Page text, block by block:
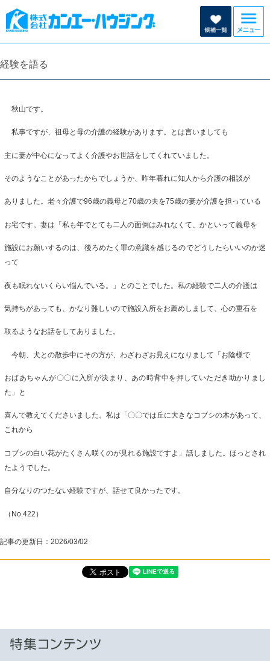
経験を語る
秋山です。
私事ですが、祖母と母の介護の経験があります。とは言いましても
主に妻が中心になってよく介護やお世話をしてくれていました。
そのようなことがあったからでしょうか、昨年暮れに知人から介護の相談が
ありました。老々介護で96歳の義母と70歳の夫を75歳の妻が介護を担っている
お宅です。妻は「私も年でとても二人の面倒はみれなくて、かといって義母を
施設にお願いするのは、後ろめたく罪の意識を感じるのでどうしたらいいのか迷
って
夜も眠れないくらい悩んでいる。」とのことでした。私の経験で二人の介護は
気持ちがあっても、かなり難しいので施設入所をお薦めしまして、心の重石を
取るようなお話をしてありました。
今朝、犬との散歩中にその方が、わざわざお見えになりまして「お陰様で
おばあちゃんが〇〇に入所が決まり、あの時背中を押していただき助かりまし
た」と
喜んで教えてくださいました。私は「〇〇では丘に大きなコブシの木があって、
これから
コブシの白い花がたくさん咲くのが見れる施設ですよ」話しました。ほっとされ
たようでした。
自分なりのつたない経験ですが、話せて良かったです。
（No.422）
記事の更新日： 2026/03/02